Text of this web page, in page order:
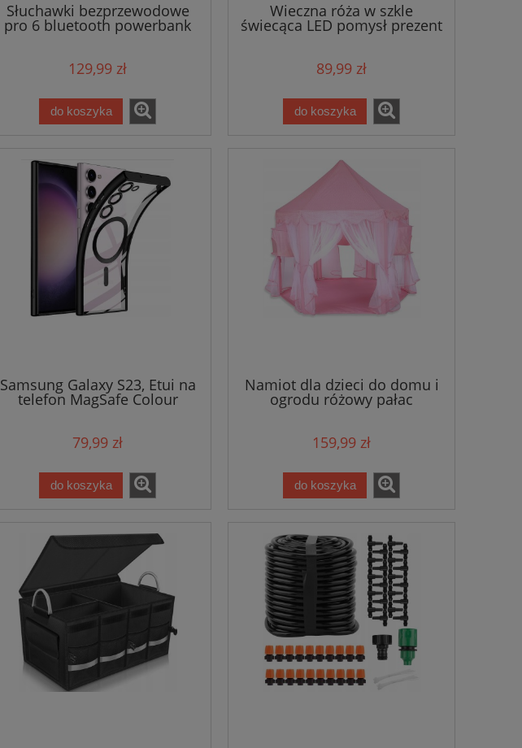
Słuchawki bezprzewodowe
pro 6 bluetooth powerbank
129,99 zł
do koszyka
Wieczna róża w szkle
świecąca LED pomysł prezent
na dzień kobiet
89,99 zł
do koszyka
Samsung Galaxy S23, Etui na
telefon MagSafe Colour
79,99 zł
do koszyka
Namiot dla dzieci do domu i
ogrodu różowy pałac
159,99 zł
do koszyka